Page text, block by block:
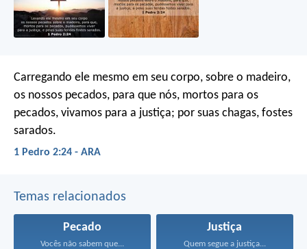
Carregando ele mesmo em seu corpo, sobre o madeiro,
os nossos pecados, para que nós, mortos para os
pecados, vivamos para a justiça; por suas chagas, fostes
sarados.
1 Pedro 2:24 - ARA
Temas relacionados
Pecado
Vocês não sabem que...
Justiça
Quem segue a justiça...